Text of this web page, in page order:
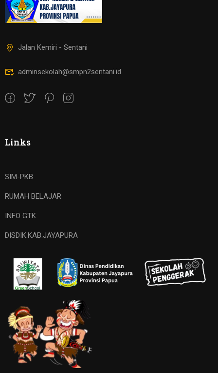
Jalan Kemiri - Sentani
adminsekolah@smpn2sentani.id
Links
SIM-PKB
RUMAH BELAJAR
INFO GTK
DISDIK.KAB.JAYAPURA